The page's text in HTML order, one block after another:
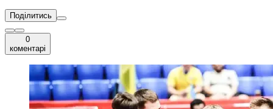
Поділитись
0
коментарі